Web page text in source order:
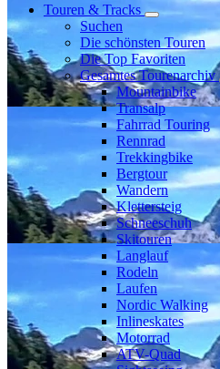
Touren & Tracks
Suchen
Die schönsten Touren
Die Top Favoriten
Gesamtes Tourenarchiv
Mountainbike
Transalp
Fahrrad Touring
Rennrad
Trekkingbike
Bergtour
Wandern
Klettersteig
Schneeschuh
Skitouren
Langlauf
Rodeln
Laufen
Nordic Walking
Inlineskates
Motorrad
ATV-Quad